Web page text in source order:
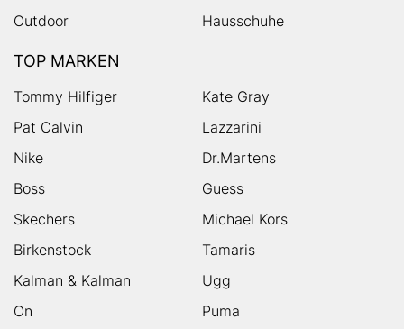
Outdoor
Hausschuhe
TOP MARKEN
Tommy Hilfiger
Kate Gray
Pat Calvin
Lazzarini
Nike
Dr.Martens
Boss
Guess
Skechers
Michael Kors
Birkenstock
Tamaris
Kalman & Kalman
Ugg
On
Puma